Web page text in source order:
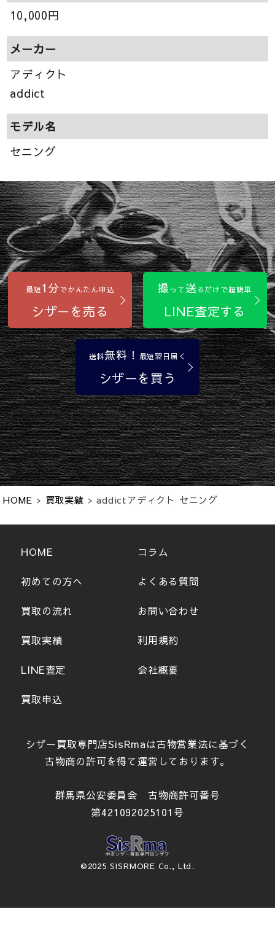
10,000円
メーカー
アディクト
addict
モデル名
セニング
最短1分でかんたん申込
シザーを売る
撮って送るだけで超簡単
LINE査定する
送料無料！ 最短翌日届く
シザーを買う
HOME > 買取実績 >addictアディクト セニング
HOME
初めての方へ
買取の流れ
買取実績
LINE査定
買取申込
コラム
よくある質問
お問い合わせ
利用規約
会社概要
シザー買取専門店SisRmaは古物営業法に基づく
古物商の許可を得て運営しております。
群馬県公安委員会 古物商許可番号
第421092025101号
©2025 SISRMORE Co., Ltd.